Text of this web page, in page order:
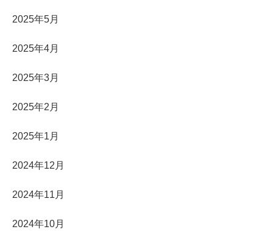
2025年5月
2025年4月
2025年3月
2025年2月
2025年1月
2024年12月
2024年11月
2024年10月